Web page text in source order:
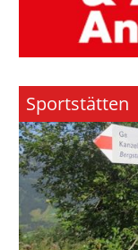
Sportstätten